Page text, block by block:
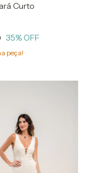
Curto
35% OFF
peça!